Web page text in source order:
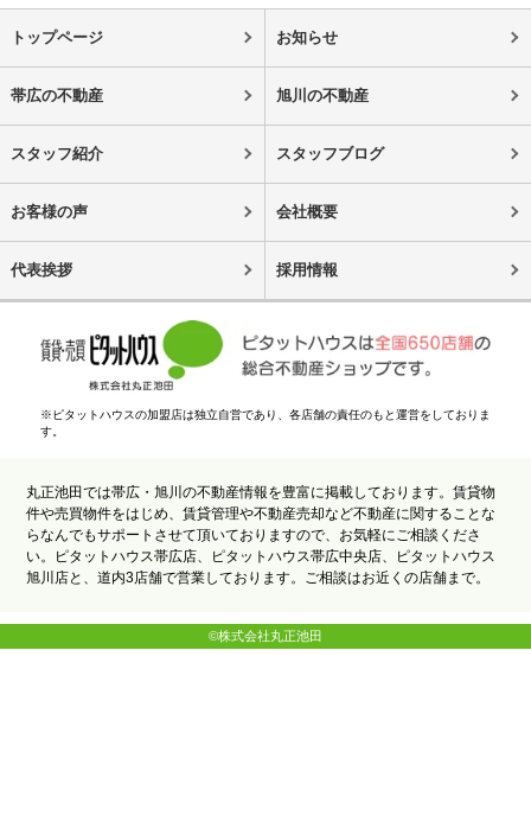
トップページ お知らせ
帯広の不動産 旭川の不動産
スタッフ紹介 スタッフブログ
お客様の声 会社概要
代表挨拶 採用情報
※ピタットハウスの加盟店は独立自営であり、各店舗の責任のもと運営をしておりま
す。
丸正池田では帯広・旭川の不動産情報を豊富に掲載しております。賃貸物
件や売買物件をはじめ、賃貸管理や不動産売却など不動産に関することな
らなんでもサポートさせて頂いておりますので、お気軽にご相談くださ
い。ピタットハウス帯広店、ピタットハウス帯広中央店、ピタットハウス
旭川店と、道内3店舗で営業しております。ご相談はお近くの店舗まで。
©株式会社丸正池田